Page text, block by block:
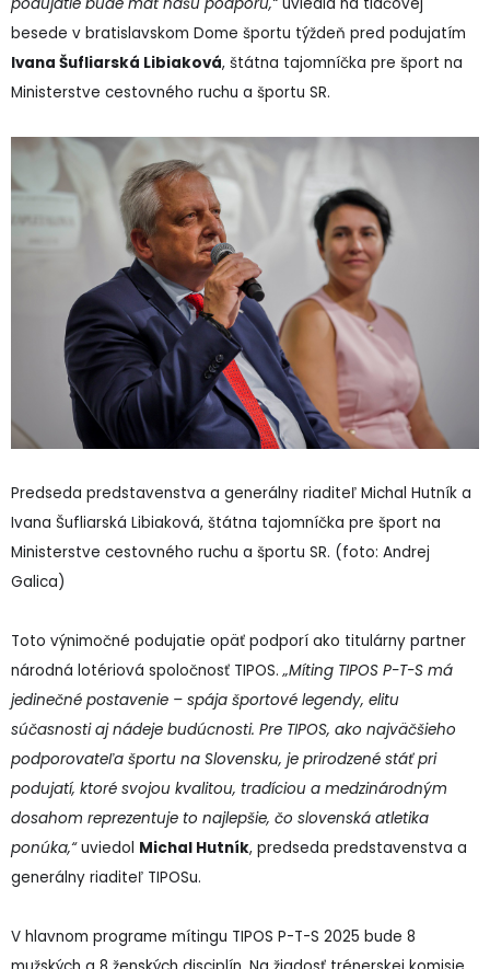
besede v bratislavskom Dome športu týždeň pred podujatím
Ivana Šufliarská Libiaková, štátna tajomníčka pre šport na
Ministerstve cestovného ruchu a športu SR.
Predseda predstavenstva a generálny riaditeľ Michal Hutník a
Ivana Šufliarská Libiaková, štátna tajomníčka pre šport na
Ministerstve cestovného ruchu a športu SR. (foto: Andrej
Galica)
Toto výnimočné podujatie opäť podporí ako titulárny partner
národná lotériová spoločnosť TIPOS.„Míting TIPOS P-T-S má
jedinečné postavenie – spája športové legendy, elitu
súčasnosti aj nádeje budúcnosti. Pre TIPOS, ako najväčšieho
podporovateľa športu na Slovensku, je prirodzené stáť pri
podujatí, ktoré svojou kvalitou, tradíciou a medzinárodným
dosahom reprezentuje to najlepšie, čo slovenská atletika
ponúka,“uviedol Michal Hutník, predseda predstavenstva a
generálny riaditeľ TIPOSu.
V hlavnom programe mítingu TIPOS P-T-S 2025 bude 8